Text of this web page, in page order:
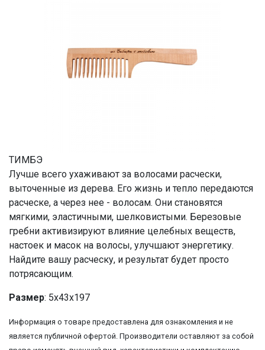
ТИМБЭ
Лучше всего ухаживают за волосами расчески,
выточенные из дерева. Его жизнь и тепло передаются
расческе, а через нее - волосам. Они становятся
мягкими, эластичными, шелковистыми. Березовые
гребни активизируют влияние целебных веществ,
настоек и масок на волосы, улучшают энергетику.
Найдите вашу расческу, и результат будет просто
потрясающим.
Размер: 5х43х197
Информация о товаре предоставлена для ознакомления и не
является публичной офертой. Производители оставляют за собой